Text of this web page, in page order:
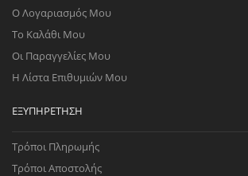
Ο Λογαριασμός Μου
Το Καλάθι Μου
Οι Παραγγελίες Μου
Η Λίστα Επιθυμιών Μου
ΕΞΥΠΗΡΈΤΗΣΗ
Τρόποι Πληρωμής
Τρόποι Αποστολής